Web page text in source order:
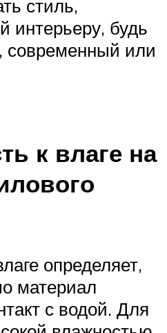
стиль,
интерьеру, будь
современный или
к влаге на
определяет,
материал
с водой. Для